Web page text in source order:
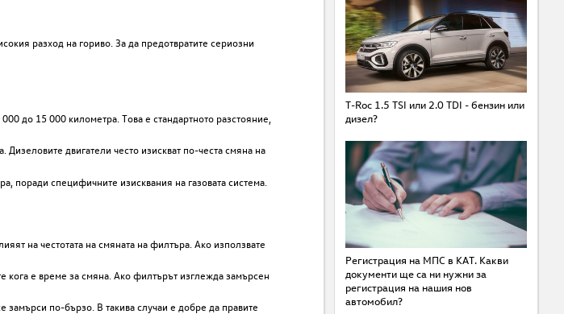
разход на гориво. За да предотвратите сериозни
до 15 000 километра. Това е стандартното разстояние,
двигатели често изискват по-честа смяна на
поради специфичните изисквания на газовата система.
на честотата на смяната на филтъра. Ако използвате
кога е време за смяна. Ако филтърът изглежда замърсен
по-бързо. В такива случаи е добре да правите
T-Roc 1.5 TSI или 2.0 TDI - бензин или
дизел?
Регистрация на МПС в КАТ. Какви
документи ще са ни нужни за
регистрация на нашия нов
автомобил?